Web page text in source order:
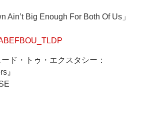
Ain’t Big Enough For Both Of Us」
ド・トゥ・エクスタシー：
』